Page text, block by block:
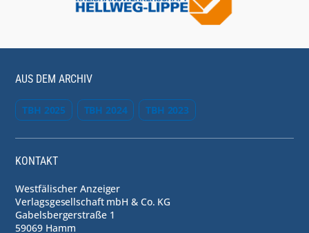
AUS DEM ARCHIV
TBH 2025 TBH 2024 TBH 2023
KONTAKT
Westfälischer Anzeiger
Verlagsgesellschaft mbH & Co. KG
Gabelsbergerstraße 1
59069 Hamm